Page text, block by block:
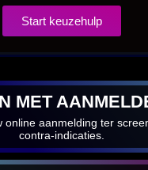
Start keuzehulp
MET
online aanmelding ter
contra-indicaties.